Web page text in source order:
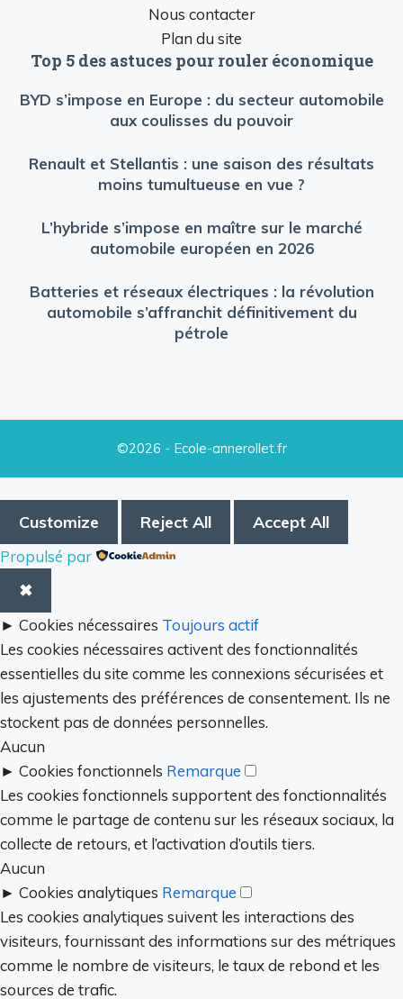
Nous contacter
Plan du site
Top 5 des astuces pour rouler économique
BYD s’impose en Europe : du secteur automobile
aux coulisses du pouvoir
Renault et Stellantis : une saison des résultats
moins tumultueuse en vue ?
L’hybride s’impose en maître sur le marché
automobile européen en 2026
Batteries et réseaux électriques : la révolution
automobile s’affranchit définitivement du
pétrole
©2026 - Ecole-annerollet.fr
Customize Reject All Accept All
Propulsé par
✖
► Cookies nécessaires Toujours actif
Les cookies nécessaires activent des fonctionnalités
essentielles du site comme les connexions sécurisées et
les ajustements des préférences de consentement. Ils ne
stockent pas de données personnelles.
Aucun
► Cookies fonctionnels Remarque
Les cookies fonctionnels supportent des fonctionnalités
comme le partage de contenu sur les réseaux sociaux, la
collecte de retours, et l’activation d’outils tiers.
Aucun
► Cookies analytiques Remarque
Les cookies analytiques suivent les interactions des
visiteurs, fournissant des informations sur des métriques
comme le nombre de visiteurs, le taux de rebond et les
sources de trafic.